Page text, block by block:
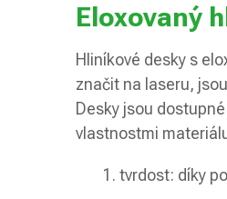
Eloxovaný
Hliníkové desky s
značit na laseru,
Desky jsou
vlastnostmi
1. tvrdost: díky